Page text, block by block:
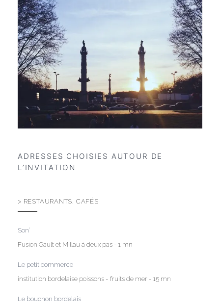
LOCALISATION
bordeaux centre
DÉCOUVRIR
bordeaux
côte atlantique
route des vins
ADRESSES CHOISIES AUTOUR DE
L’INVITATION
> RESTAURANTS, CAFÉS
Son’
Fusion Gault et Millau à deux pas - 1 mn
Le petit commerce
institution bordelaise poissons - fruits de mer - 15 mn
Le bouchon bordelais